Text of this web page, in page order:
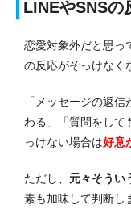
LINEやSNSの
恋愛対象外だと思っ
の反応がそっけなく
「メッセージの返
わる」「質問をして
っけない場合は好意
ただし、 元々そうい
素も加味して判断し